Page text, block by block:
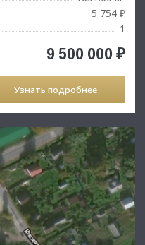
5 754 ₽
1
9 500 000 ₽
Узнать подробнее